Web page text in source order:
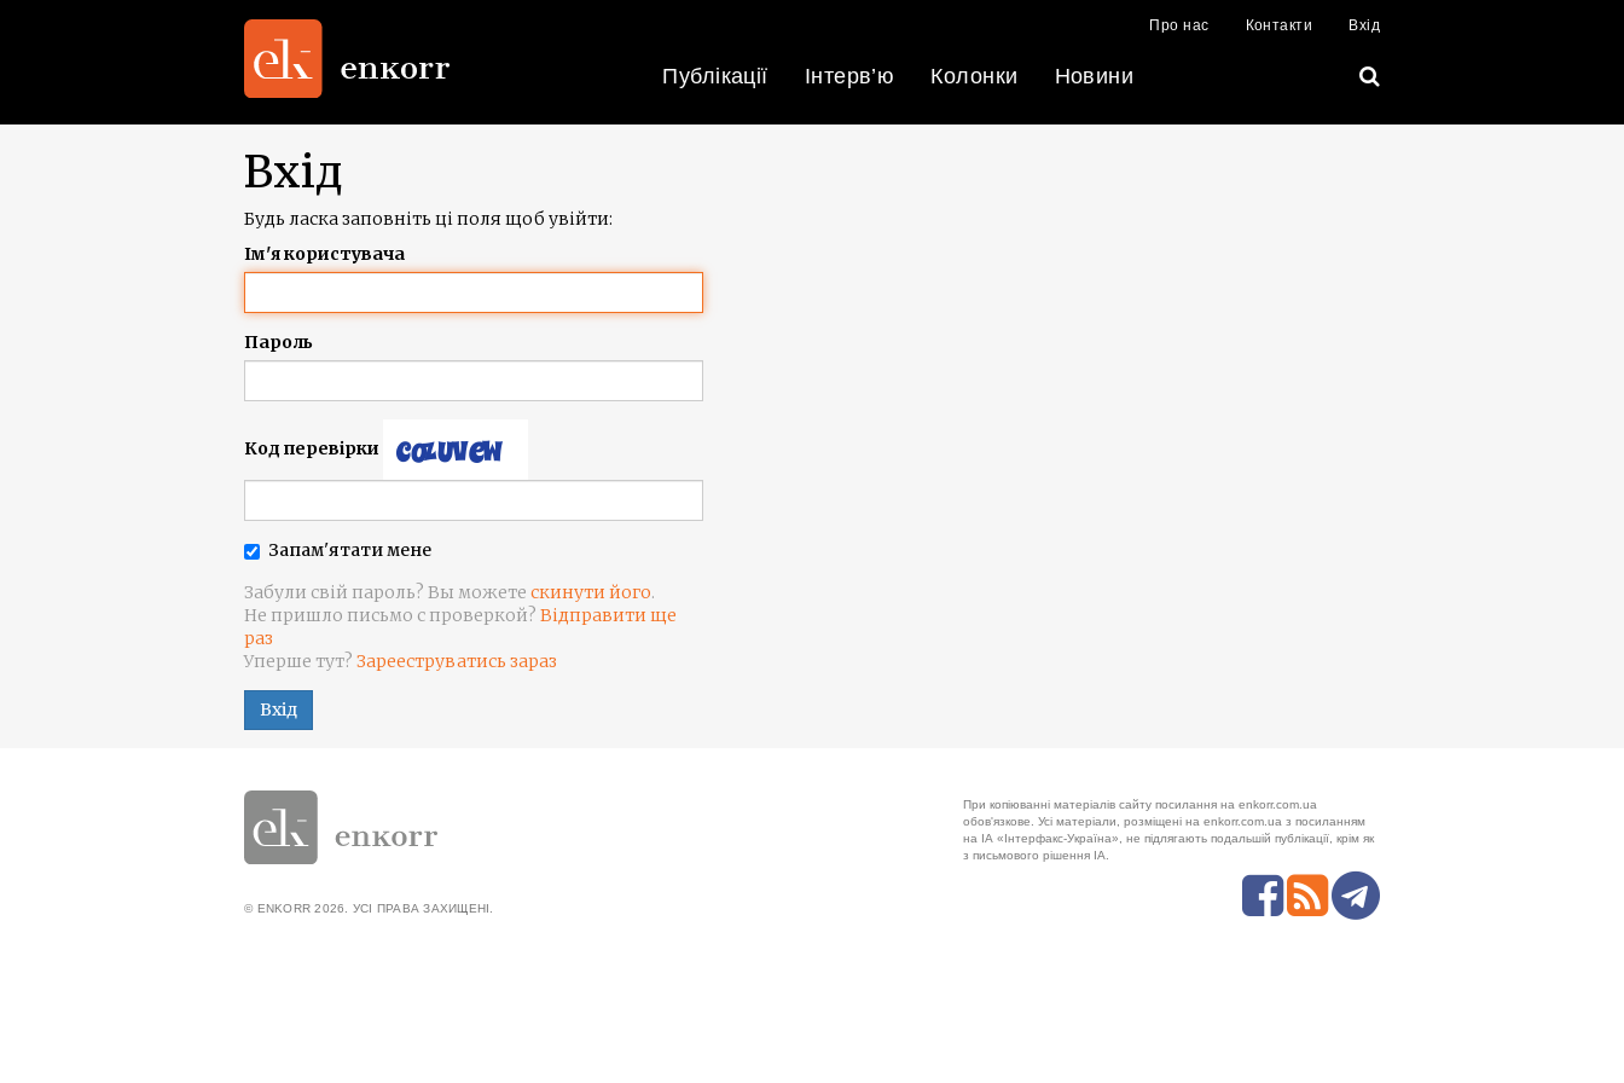
Про нас Контакти Вхід
Публікації Інтерв’ю Колонки Новини
Вхід
Будь ласка заповніть ці поля щоб увійти:
Ім'я користувача
Пароль
Код перевірки
Запам'ятати мене
Забули свій пароль? Вы можете скинути його.
Не пришло письмо с проверкой? Відправити ще
раз
Уперше тут? Зарееструватись зараз
Вхід
При копіюванні матеріалів сайту посилання на enkorr.com.ua
обов'язкове. Усі матеріали, розміщені на enkorr.com.ua з посиланням
на ІА «Інтерфакс-Україна», не підлягають подальшій публікації, крім як
з письмового рішення ІА.
© ENKORR 2026. УСІ ПРАВА ЗАХИЩЕНІ.